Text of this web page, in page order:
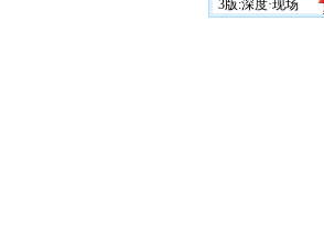
3版:深度·现场